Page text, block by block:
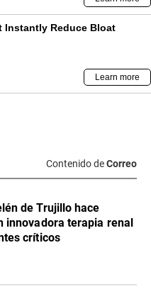
Contenido deCorreo
de Trujillo hace
innovadora terapia renal
críticos